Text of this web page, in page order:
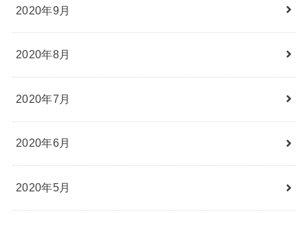
2020年9月
2020年8月
2020年7月
2020年6月
2020年5月